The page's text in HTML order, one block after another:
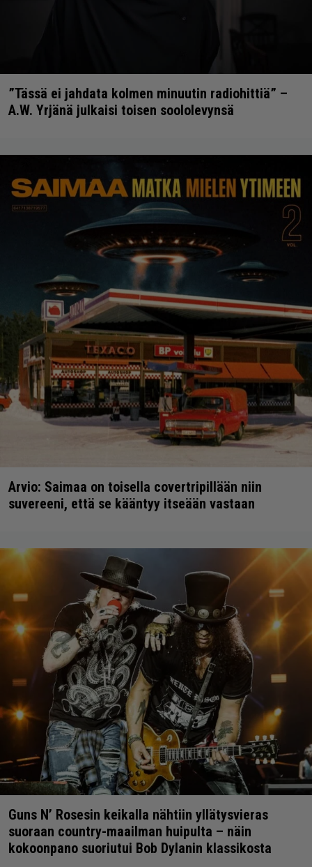
”Tässä ei jahdata kolmen minuutin radiohittiä” –
A.W. Yrjänä julkaisi toisen soololevynsä
Arvio: Saimaa on toisella covertripillään niin
suvereeni, että se kääntyy itseään vastaan
Guns N’ Rosesin keikalla nähtiin yllätysvieras
suoraan country-maailman huipulta – näin
kokoonpano suoriutui Bob Dylanin klassikosta